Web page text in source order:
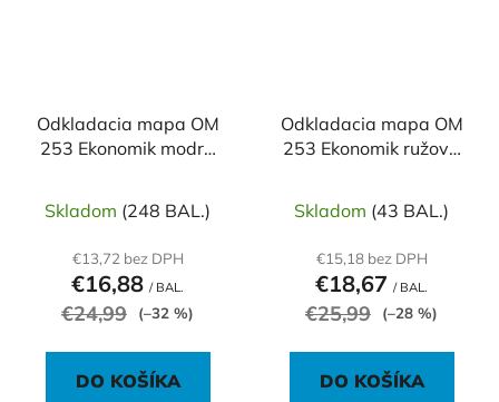
Odkladacia mapa OM
253 Ekonomik modrá
Skladom (248 BAL.)
€13,72 bez DPH
€16,88 / BAL.
€24,99 (–32 %)
DO KOŠÍKA
Odkladacia mapa OM
253 Ekonomik ružová
Skladom (43 BAL.)
€15,18 bez DPH
€18,67 / BAL.
€25,99 (–28 %)
DO KOŠÍKA